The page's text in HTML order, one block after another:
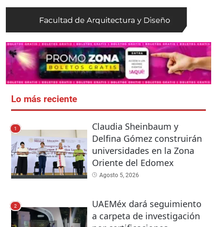
Lo más reciente
1
Claudia Sheinbaum y
Delfina Gómez construirán
universidades en la Zona
Oriente del Edomex
Agosto 5, 2026
2
UAEMéx dará seguimiento
a carpeta de investigación